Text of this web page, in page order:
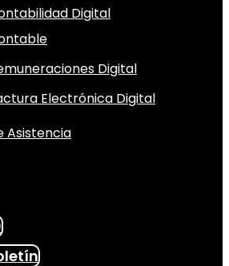
Digital
Digital
Electrónica Digital
Asistencia